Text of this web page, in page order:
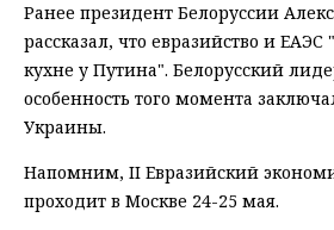
Ранее президент Белоруссии
рассказал, что евразийство и
кухне у Путина". Белорусский
особенность того момента
Украины.
Напомним, II Евразийский
проходит в Москве 24-25 мая.